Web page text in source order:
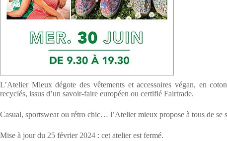
L’Atelier Mieux dégote des vêtements et accessoires végan, en
recyclés, issus d’un savoir-faire européen ou certifié Fairtrade.
Casual, sportswear ou rétro chic… l’Atelier mieux propose à tous de se
Mise à jour du 25 février 2024 : cet atelier est fermé.